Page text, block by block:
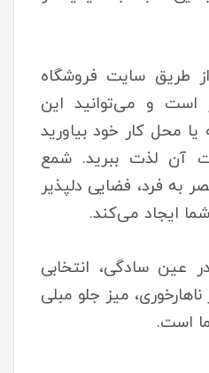
طریق سایت فروشگاه
است و می‌توانید این
یا محل کار خود بیاورید
آن لذت ببرید. شمع
به فرد، فضایی دلپذیر
ایجاد می‌کند.
عین سادگی، انتخابی
میز جلو مبلی
است.